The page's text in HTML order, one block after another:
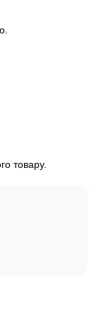
товару.